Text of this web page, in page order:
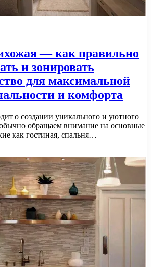
— как правильно
и зонировать
для максимальной
и комфорта
о создании уникального и уютного
обращаем внимание на основные
как гостиная, спальня…